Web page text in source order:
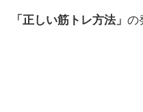
「正しい筋トレ方法」 の